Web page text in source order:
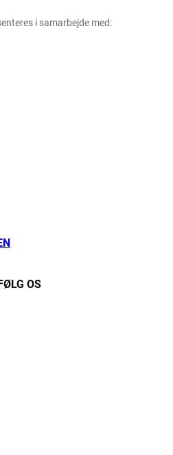
i samarbejde med:
OS